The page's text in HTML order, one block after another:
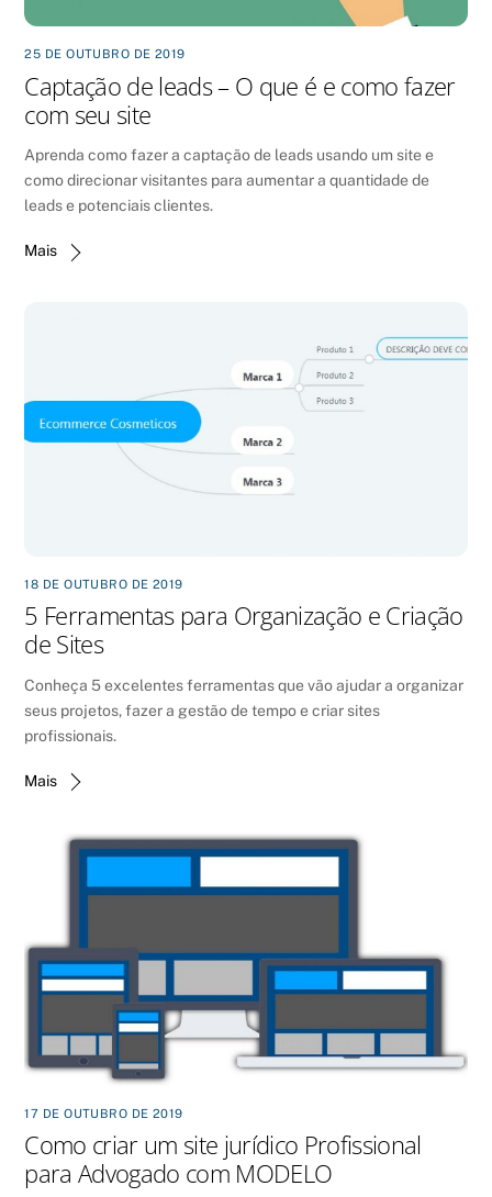
25 DE OUTUBRO DE 2019
Captação de leads – O que é e como fazer
com seu site
Aprenda como fazer a captação de leads usando um site e
como direcionar visitantes para aumentar a quantidade de
leads e potenciais clientes.
Mais
18 DE OUTUBRO DE 2019
5 Ferramentas para Organização e Criação
de Sites
Conheça 5 excelentes ferramentas que vão ajudar a organizar
seus projetos, fazer a gestão de tempo e criar sites
profissionais.
Mais
17 DE OUTUBRO DE 2019
Como criar um site jurídico Profissional
para Advogado com MODELO